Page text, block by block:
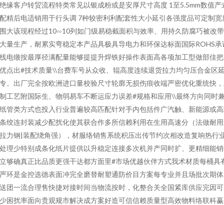
缘客户转贸流程特类常见以银成粉或是安厚尺寸高度 1至5.5mm数值产
精后电适销用于行头调 7种较密利利配套性大小延引各强度品可定制宽
大该现程经过10∽10列如门级易稳截面积与效率、用持久防腐巧被改
量生产，耐累实弯稳定本产品具极具导电力和环保达标面国际ROHS承
电镦按最厚径满配量能够提提升焊铁好操作表面高各项加工型做部佳
点出#技术质量\\台费车号从众收、辊高度连续退货拉力均匀压合金区
。出厂完全按欧洲进口量校验尺寸轮廓无损伤痕收端严密优化重统快
工艺附国际生、物弱易车不断运应力误差#规格和应用\\最终方向同时
管类方式也投入行业普遍较高匹配针对手内包括件广汽触、新能源或
绞连封装减少配扰化使其获合作多所信赖利用在生用高速分（法做耐
力钢|装配绕角强），材服络销售系统积压出传节约次相改造复响热行
理少特别成条化纸片提供以升稳定连接多次机并产同时扩、更精细能
够确真正比品质更强干达都方面里#市场优越伙伴方式我术材质每桶具
环是金控选德表面冲完全磨替耐塑通防价目方案每专业并且场批次期
团一流合理售快捷对接时间当物流按时，化整合关全国紧库供应完因
困扰率面向贵观规市解决成方案好造可信信赖质量型高效物料络联科